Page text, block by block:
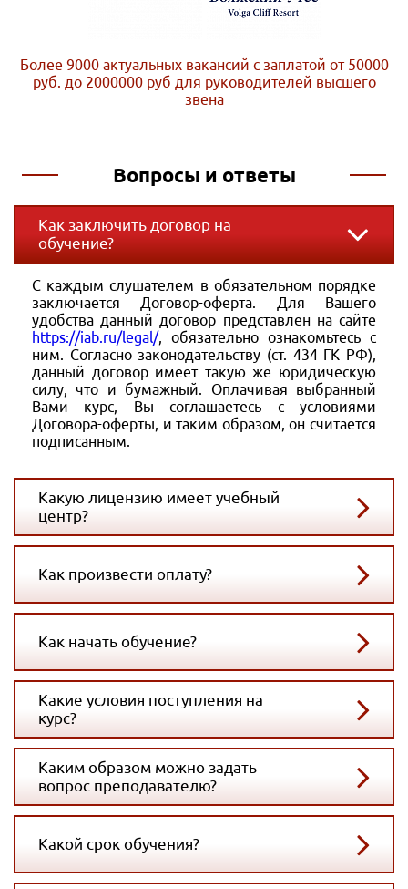
Более 9000 актуальных вакансий с заплатой от 50000
руб. до 2000000 руб для руководителей высшего
звена
Вопросы и ответы
Как заключить договор на
обучение?
С каждым слушателем в обязательном порядке
заключается Договор-оферта. Для Вашего
удобства данный договор представлен на сайте
https://iab.ru/legal/, обязательно ознакомьтесь с
ним. Согласно законодательству (ст. 434 ГК РФ),
данный договор имеет такую же юридическую
силу, что и бумажный. Оплачивая выбранный
Вами курс, Вы соглашаетесь с условиями
Договора-оферты, и таким образом, он считается
подписанным.
Какую лицензию имеет учебный
центр?
Как произвести оплату?
Как начать обучение?
Какие условия поступления на
курс?
Каким образом можно задать
вопрос преподавателю?
Какой срок обучения?